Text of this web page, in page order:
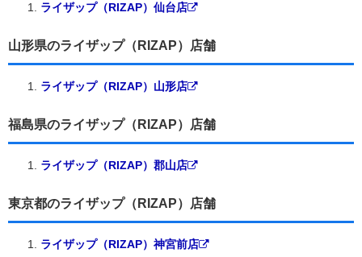
ライザップ（RIZAP）仙台店
山形県のライザップ（RIZAP）店舗
ライザップ（RIZAP）山形店
福島県のライザップ（RIZAP）店舗
ライザップ（RIZAP）郡山店
東京都のライザップ（RIZAP）店舗
ライザップ（RIZAP）神宮前店